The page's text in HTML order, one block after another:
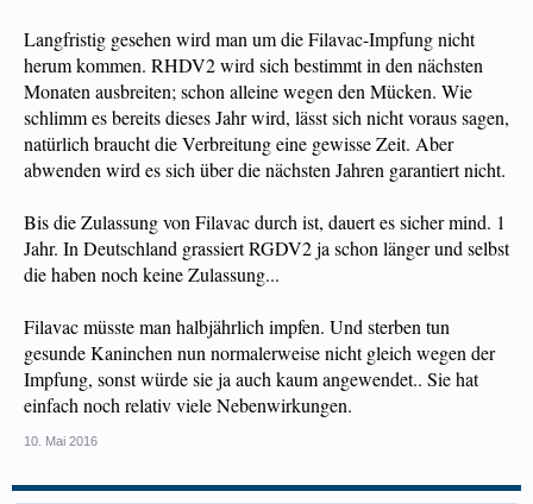
Langfristig gesehen wird man um die Filavac-Impfung nicht
herum kommen. RHDV2 wird sich bestimmt in den nächsten
Monaten ausbreiten; schon alleine wegen den Mücken. Wie
schlimm es bereits dieses Jahr wird, lässt sich nicht voraus sagen,
natürlich braucht die Verbreitung eine gewisse Zeit. Aber
abwenden wird es sich über die nächsten Jahren garantiert nicht.
Bis die Zulassung von Filavac durch ist, dauert es sicher mind. 1
Jahr. In Deutschland grassiert RGDV2 ja schon länger und selbst
die haben noch keine Zulassung...
Filavac müsste man halbjährlich impfen. Und sterben tun
gesunde Kaninchen nun normalerweise nicht gleich wegen der
Impfung, sonst würde sie ja auch kaum angewendet.. Sie hat
einfach noch relativ viele Nebenwirkungen.
10. Mai 2016